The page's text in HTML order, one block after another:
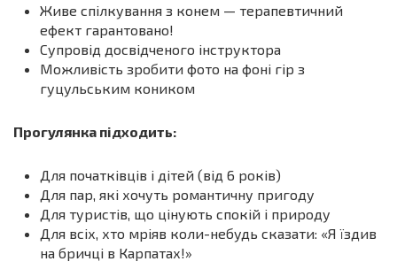
Живе спілкування з конем — терапевтичний
ефект гарантовано!
Супровід досвідченого інструктора
Можливість зробити фото на фоні гір з
гуцульським коником
Прогулянка підходить:
Для початківців і дітей (від 6 років)
Для пар, які хочуть романтичну пригоду
Для туристів, що цінують спокій і природу
Для всіх, хто мріяв коли-небудь сказати: «Я їздив
на бричці в Карпатах!»